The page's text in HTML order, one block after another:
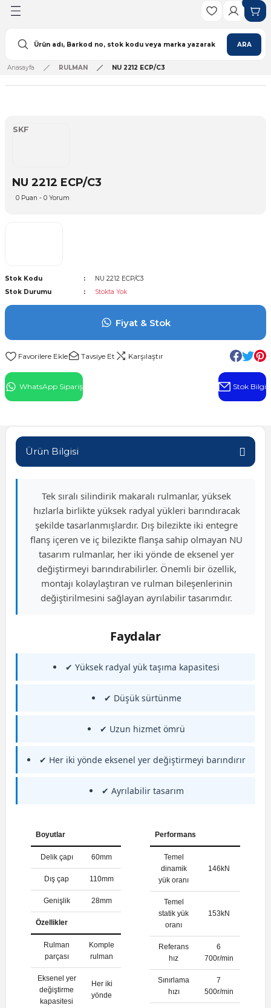
Rulman
ARA
Anasayfa RULMAN NU 2212 ECP/C3
SKF
NU 2212 ECP/C3
0 Puan - 0 Yorum
Stok Kodu
NU 2212 ECP/C3
Stok Durumu
Stokta Yok
Fiyat & Stok
Tavsiye Et Karşılaştır
WhatsApp Sipariş Stok Bilgi
Ürün Bilgisi
Tek sıralı silindirik makaralı rulmanlar, yüksek
hızlarla birlikte yüksek radyal yükleri barındıracak
şekilde tasarlanmışlardır. Dış bilezikte iki entegre
flanş içeren ve iç bilezikte flanşa sahip olmayan NU
tasarım rulmanlar, her iki yönde de eksenel yer
değiştirmeyi barındırabilirler. Önemli bir özellik,
montajı kolaylaştıran ve rulman bileşenlerinin
değiştirilmesini sağlayan ayrılabilir tasarımdır.
Faydalar
✔ Yüksek radyal yük taşıma kapasitesi
✔ Düşük sürtünme
✔ Uzun hizmet ömrü
✔ Her iki yönde eksenel yer değiştirmeyi barındırır
✔ Ayrılabilir tasarım
Boyutlar
Delik çapı 60mm
Dış çap 110mm
Genişlik 28mm
Özellikler
Rulman
parçası
Komple
rulman
Eksenel yer
değiştirme
kapasitesi
Her iki
yönde
Performans
Temel
dinamik
yük oranı
146kN
Temel
statik yük
oranı
153kN
Referans
hız
6
700r/min
Sınırlama
hızı
7
500r/min